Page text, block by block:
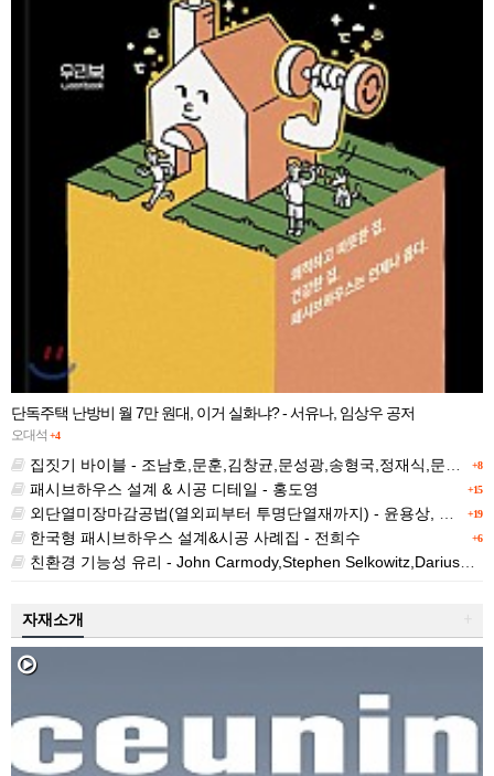
단독주택 난방비 월 7만 원대, 이거 실화냐? - 서유나, 임상우 공저
오대석 +4
+8
집짓기 바이블 - 조남호,문훈,김창균,문성광,송형국,정재식,문병호
+15
패시브하우스 설계 & 시공 디테일 - 홍도영
+19
외단열미장마감공법(열외피부터 투명단열재까지) - 윤용상, 최정만 역 / Werner Riedel,Heribert Oberhaus,Frank Frossel,Wolfgang Haegele 저
+6
한국형 패시브하우스 설계&시공 사례집 - 전희수
친환경 기능성 유리 - John Carmody,Stephen Selkowitz,Dariush Arasteh,Lisa Heschong 공저/이경수 역
자재소개